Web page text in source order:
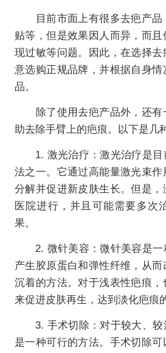
目前市面上有很多去疤产品
贴等，但是效果因人而异，而
现过敏等问题。因此，在选择
意选购正规品牌，并根据自身
品。
除了使用去疤产品外，还有
助去除手臂上的疤痕。以下是几
1. 激光治疗：激光治疗是目
法之一。它通过高能量激光束
分解并促进新皮肤生长。但是
医院进行，并且可能需要多次
果。
2. 微针美容：微针美容是一
产生胶原蛋白和弹性纤维，从
沉着的方法。对于浅表性疤痕
来促进皮肤再生，达到淡化疤痕
3. 手术切除：对于较大、较
是一种可行的方法。手术切除可